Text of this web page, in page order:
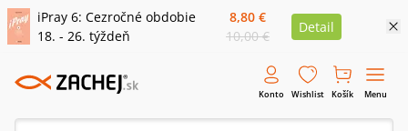
iPray 6: Cezročné obdobie
18. - 26. týždeň
8,80 €
10,00 €
Detail
Konto Wishlist Košík Menu